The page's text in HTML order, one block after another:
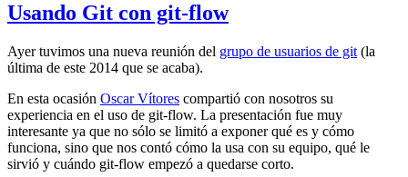
Usando Git con git-flow
Ayer tuvimos una nueva reunión del grupo de usuarios de git (la
última de este 2014 que se acaba).
En esta ocasión Oscar Vítores compartió con nosotros su
experiencia en el uso de git-flow. La presentación fue muy
interesante ya que no sólo se limitó a exponer qué es y cómo
funciona, sino que nos contó cómo la usa con su equipo, qué le
sirvió y cuándo git-flow empezó a quedarse corto.